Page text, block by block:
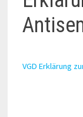
VGD Erklärung